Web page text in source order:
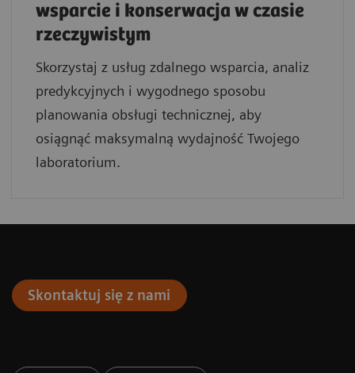
wsparcie i konserwacja w czasie
rzeczywistym
Skorzystaj z usług zdalnego wsparcia, analiz
predykcyjnych i wygodnego sposobu
planowania obsługi technicznej, aby
osiągnąć maksymalną wydajność Twojego
laboratorium.
Skontaktuj się z nami